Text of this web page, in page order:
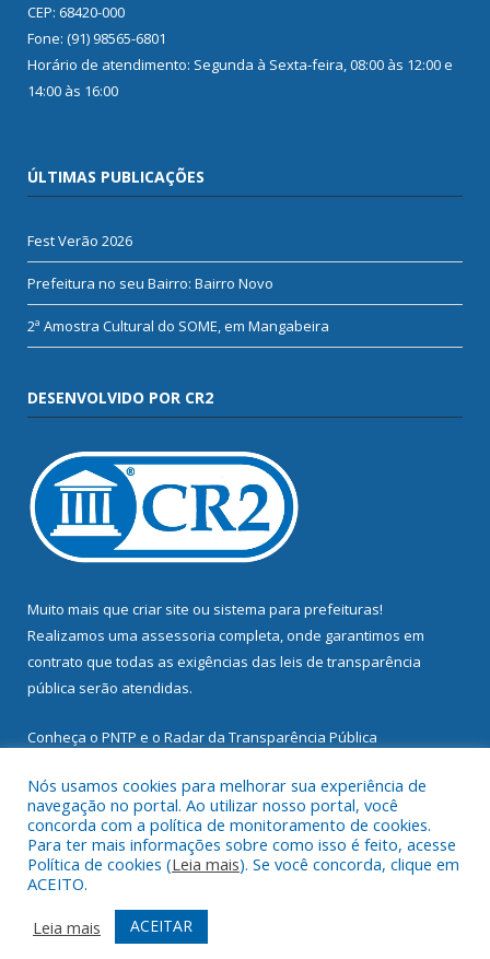
CEP: 68420-000
Fone: (91) 98565-6801
Horário de atendimento: Segunda à Sexta-feira, 08:00 às 12:00 e
14:00 às 16:00
ÚLTIMAS PUBLICAÇÕES
Fest Verão 2026
Prefeitura no seu Bairro: Bairro Novo
2ª Amostra Cultural do SOME, em Mangabeira
DESENVOLVIDO POR CR2
Muito mais que criar site ou sistema para prefeituras!
Realizamos uma assessoria completa, onde garantimos em
contrato que todas as exigências das leis de transparência
pública serão atendidas.
Conheça o PNTP e o Radar da Transparência Pública
Todos os direitos reservados a Prefeitura Municipal de
Mocajuba.
Mapa do Site
Acessar Área Administrativa
Acessar Webmail
Nós usamos cookies para melhorar sua experiência de
navegação no portal. Ao utilizar nosso portal, você
concorda com a política de monitoramento de cookies.
Para ter mais informações sobre como isso é feito, acesse
Política de cookies (Leia mais). Se você concorda, clique em
ACEITO.
Leia mais
ACEITAR